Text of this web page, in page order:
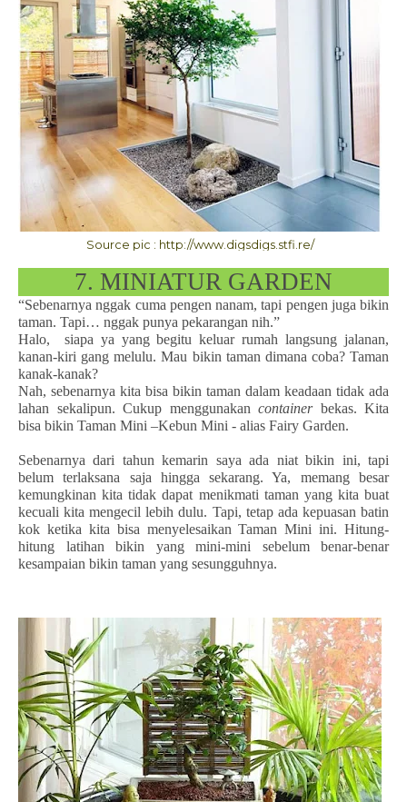
Source pic : http://www.digsdigs.stfi.re/
7. MINIATUR GARDEN
“Sebenarnya nggak cuma pengen nanam, tapi pengen juga bikin
taman. Tapi… nggak punya pekarangan nih.”
Halo, siapa ya yang begitu keluar rumah langsung jalanan,
kanan-kiri gang melulu. Mau bikin taman dimana coba? Taman
kanak-kanak?
Nah, sebenarnya kita bisa bikin taman dalam keadaan tidak ada
lahan sekalipun. Cukup menggunakan container bekas. Kita
bisa bikin Taman Mini –Kebun Mini - alias Fairy Garden.
Sebenarnya dari tahun kemarin saya ada niat bikin ini, tapi
belum terlaksana saja hingga sekarang. Ya, memang besar
kemungkinan kita tidak dapat menikmati taman yang kita buat
kecuali kita mengecil lebih dulu. Tapi, tetap ada kepuasan batin
kok ketika kita bisa menyelesaikan Taman Mini ini. Hitung-
hitung latihan bikin yang mini-mini sebelum benar-benar
kesampaian bikin taman yang sesungguhnya.